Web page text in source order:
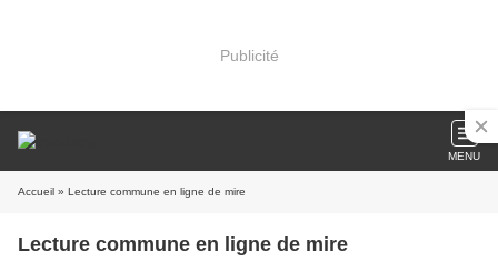
Publicité
MENU
Accueil » Lecture commune en ligne de mire
Lecture commune en ligne de mire